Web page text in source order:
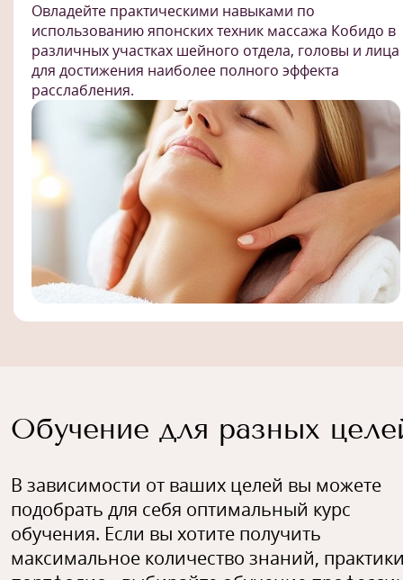
Овладейте практическими навыками по
использованию японских техник массажа Кобидо в
различных участках шейного отдела, головы и лица
для достижения наиболее полного эффекта
расслабления.
Обучение для разных
В зависимости от ваших целей вы можете
подобрать для себя оптимальный курс
обучения. Если вы хотите получить
максимальное количество знаний,